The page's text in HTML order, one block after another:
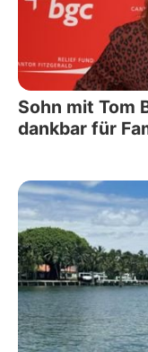
Sohn mit Tom
dankbar für